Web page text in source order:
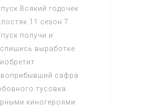
Всякий годочек
11 сезон 7
получи и
выработке
сафра
тусовка.
киногероями